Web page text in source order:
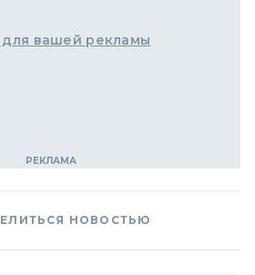
вашей рекламы
НОВОСТЬЮ